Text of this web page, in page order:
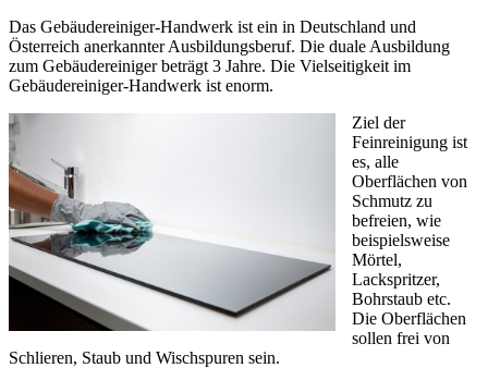
Das Gebäudereiniger-Handwerk ist ein in Deutschland und
Österreich anerkannter Ausbildungsberuf. Die duale Ausbildung
zum Gebäudereiniger beträgt 3 Jahre. Die Vielseitigkeit im
Gebäudereiniger-Handwerk ist enorm.
Ziel der
Feinreinigung ist
es, alle
Oberflächen von
Schmutz zu
befreien, wie
beispielsweise
Mörtel,
Lackspritzer,
Bohrstaub etc.
Die Oberflächen
sollen frei von
Schlieren, Staub und Wischspuren sein.